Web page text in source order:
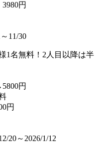
円
11/30
1名無料！2人目以降は半
円
円
20～2026/1/12